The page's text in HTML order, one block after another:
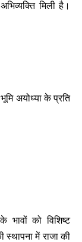
मिली है।
अयोध्या के प्रति
भावों को विशिष्ट
में राजा की